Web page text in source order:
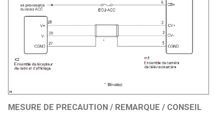
MESURE DE PRECAUTION / REMARQUE / CONSEIL